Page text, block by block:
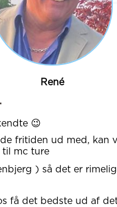
René
😉
fritiden ud med, kan
mc ture
) så det er
få det bedste ud af